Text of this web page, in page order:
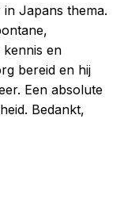
Japans thema.
en
bereid en hij
Een absolute
Bedankt,